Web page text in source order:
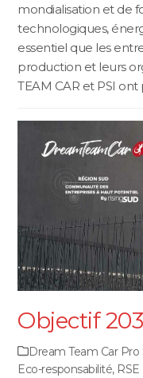
mondialisation et de
technologiques,
essentiel que les
production et leurs
TEAM CAR et PSI
Objectif
Dream Team Car Pro
Eco-responsabilité, RSE